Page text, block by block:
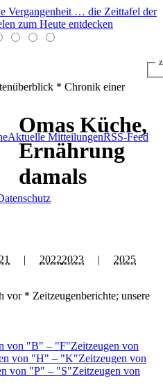
Vergangenheit … die Zeittafel der
zum Heute entdecken
* Chronik einer
Aktuelle MitteilungenRSS-Feed
| 20222023 | 2025
vor * Zeitzeugenberichte; unsere
von B – F Zeitzeugen von
von H – K Zeitzeugen von
von P – S Zeitzeugen von
Omas Küche,
Ernährung
damals